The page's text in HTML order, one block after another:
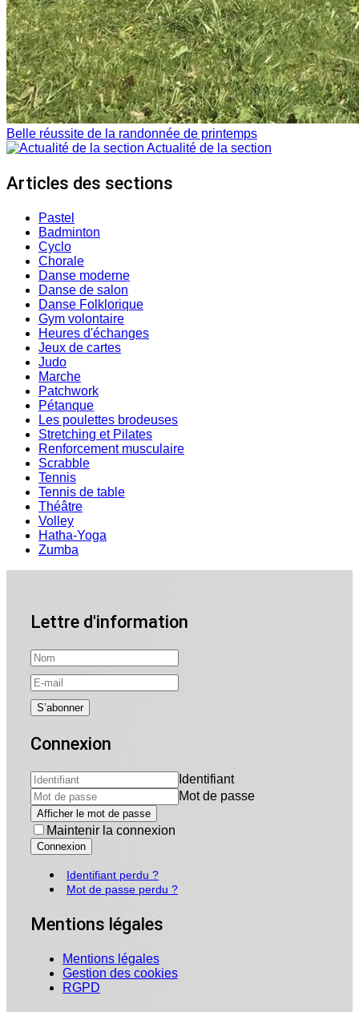
Belle réussite de la randonnée de printemps
Actualité de la section
Articles des sections
Pastel
Badminton
Cyclo
Chorale
Danse moderne
Danse de salon
Danse Folklorique
Gym volontaire
Heures d'échanges
Jeux de cartes
Judo
Marche
Patchwork
Pétanque
Les poulettes brodeuses
Stretching et Pilates
Renforcement musculaire
Scrabble
Tennis
Tennis de table
Théâtre
Volley
Hatha-Yoga
Zumba
Lettre d'information
Connexion
Identifiant
Mot de passe
Afficher le mot de passe
Maintenir la connexion
Connexion
Identifiant perdu ?
Mot de passe perdu ?
Mentions légales
Mentions légales
Gestion des cookies
RGPD